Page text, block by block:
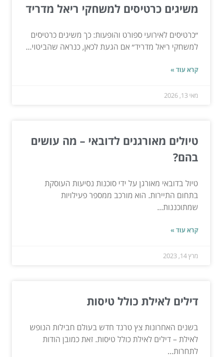
משיגים כרטיסים למשחקי ריאל מדריד
״כרטיסים לאירועי ספורט והופעות: כך משיגים כרטיסים
למשחקי ריאל מדריד״ אם הגעת לכאן, כנראה שהביטוי...
קרא עוד »
מאי 13, 2026
טיולים מאורגנים לדובאי – מה עושים
בהם?
טיול בדובאי מאורגן על ידי סוכנות נסיעות העוסקת
בתחום התיירות. הוא מורכב ממספר פעילויות
שמתוכננות...
קרא עוד »
מרץ 14, 2023
דילים לאילת כולל טיסות
בשנים האחרונות צץ טרנד חדש בעולם חבילות הנופש
לאילת – דילים לאילת כולל טיסות. זאת כמובן הודות
לתחרות...